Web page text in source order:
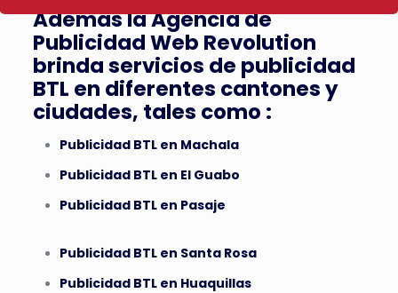
Ademas la Agencia de
Publicidad Web Revolution
brinda servicios de publicidad
BTL en diferentes cantones y
ciudades, tales como :
Publicidad BTL en Machala
Publicidad BTL en El Guabo
Publicidad BTL en Pasaje
Publicidad BTL en Santa Rosa
Publicidad BTL en Huaquillas